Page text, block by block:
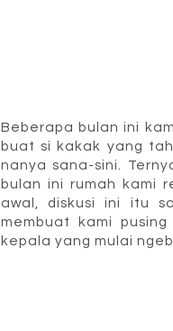
Beberapa bulan ini
buat si kakak yang
nanya sana-sini.
bulan ini rumah kami
awal, diskusi ini itu
membuat kami
kepala yang mulai